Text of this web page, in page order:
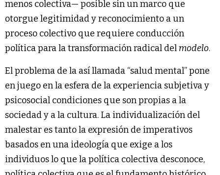
menos colectiva— posible sin un marco que
otorgue legitimidad y reconocimiento a un
proceso colectivo que requiere conducción
política para la transformación radical del modelo.
El problema de la así llamada “salud mental” pone
en juego en la esfera de la experiencia subjetiva y
psicosocial condiciones que son propias a la
sociedad y a la cultura. La individualización del
malestar es tanto la expresión de imperativos
basados en una ideología que exige a los
individuos lo que la política colectiva desconoce,